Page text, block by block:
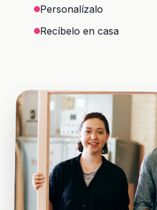
Personalízalo
Recíbelo en casa